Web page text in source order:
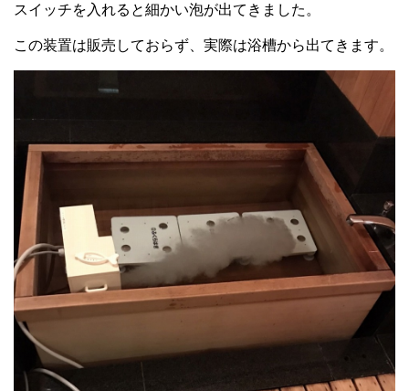
スイッチを入れると細かい泡が出てきました。
この装置は販売しておらず、実際は浴槽から出てきます。